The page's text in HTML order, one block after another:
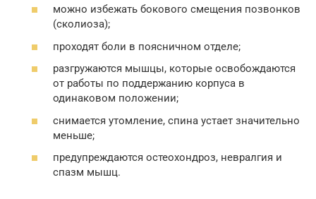
можно избежать бокового смещения позвонков
(сколиоза);
проходят боли в поясничном отделе;
разгружаются мышцы, которые освобождаются
от работы по поддержанию корпуса в
одинаковом положении;
снимается утомление, спина устает значительно
меньше;
предупреждаются остеохондроз, невралгия и
спазм мышц.